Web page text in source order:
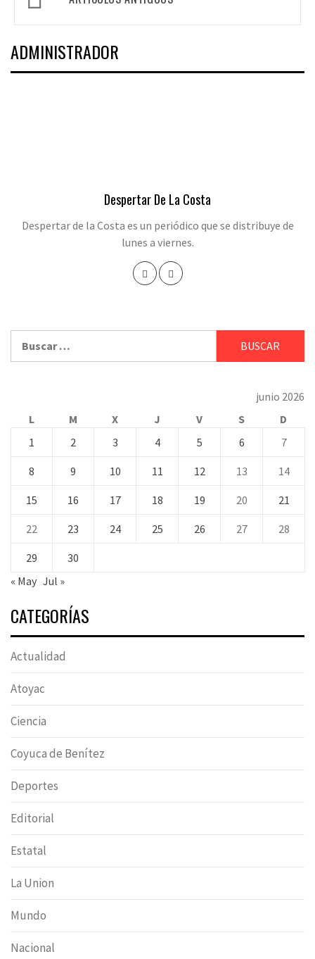
de
ADMINISTRADOR
Despertar De La Costa
Despertar de la Costa es un periódico que se distribuye de
lunes a viernes.
junio 2026
L
M X J V S
D
1
2 3 4 5 6 7
8 9 10 11 12 13 14
15 16 17 18 19 20 21
22 23 24 25 26 27 28
29
30
« May Jul »
CATEGORÍAS
Actualidad
Atoyac
Ciencia
Coyuca de Benítez
Deportes
Editorial
Estatal
La Union
Mundo
Nacional